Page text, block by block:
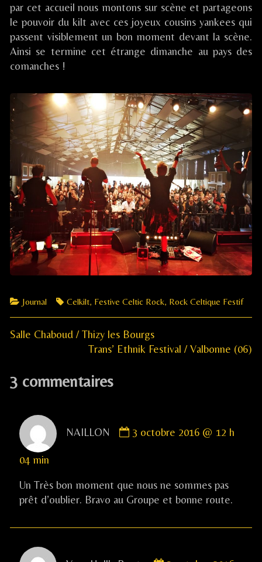
par cet accueil nous montons sur scène et partageons
le pouvoir du kilt avec ces joyeux cousins yankees qui
passent visiblement un bon moment devant la scène.
Ainsi se termine cet étrange dimanche au pays des
comanches !
Categories
Journal Tags
Celkilt, Festive Celtic Rock, Rock Celtique Festif
Navigation
l’article
Previous
Salle Chaboud / Thizy les Bourgs
Next
Trans’ Ethnik Festival / Valbonne (06)
3 commentaires
NAILLON
by
3 octobre 2016 @ 12 h
04 min
Un Très bon moment que nous ne sommes pas
prêt d’oublier. Bravo au Groupe et bonne route.